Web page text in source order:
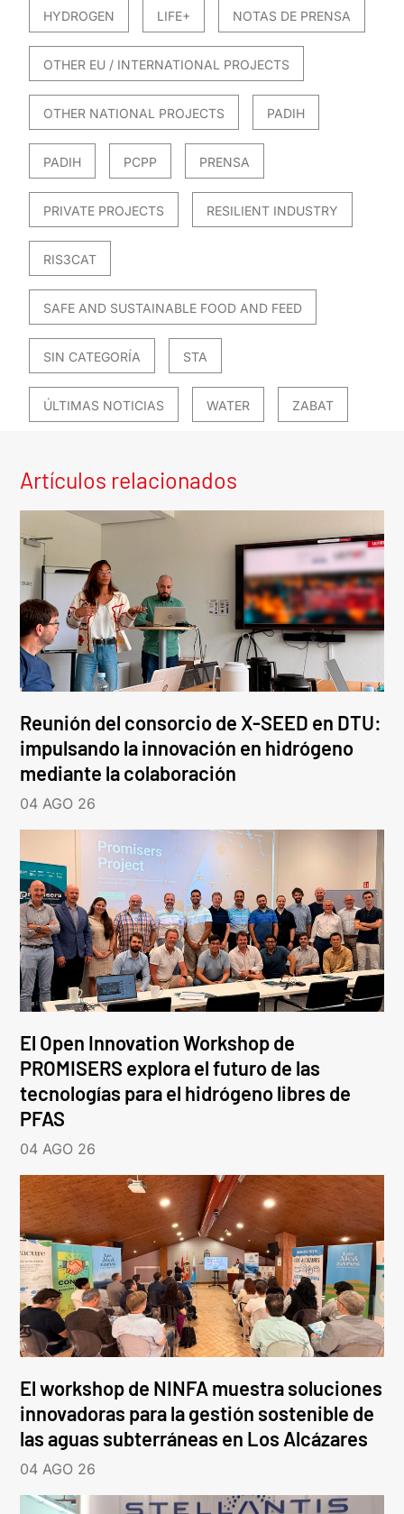
HYDROGEN LIFE+ NOTAS DE PRENSA
OTHER EU / INTERNATIONAL PROJECTS
OTHER NATIONAL PROJECTS PADIH
PADIH PCPP PRENSA
PRIVATE PROJECTS RESILIENT INDUSTRY
RIS3CAT
SAFE AND SUSTAINABLE FOOD AND FEED
SIN CATEGORÍA STA
ÚLTIMAS NOTICIAS WATER ZABAT
Artículos relacionados
Reunión del consorcio de X-SEED en DTU:
impulsando la innovación en hidrógeno
mediante la colaboración
04 AGO 26
El Open Innovation Workshop de
PROMISERS explora el futuro de las
tecnologías para el hidrógeno libres de
PFAS
04 AGO 26
El workshop de NINFA muestra soluciones
innovadoras para la gestión sostenible de
las aguas subterráneas en Los Alcázares
04 AGO 26